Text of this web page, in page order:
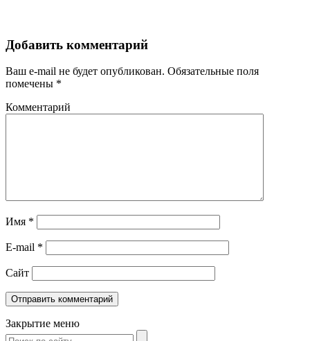
Добавить комментарий
Ваш e-mail не будет опубликован. Обязательные поля
помечены *
Комментарий
Имя *
E-mail *
Сайт
Закрытие меню